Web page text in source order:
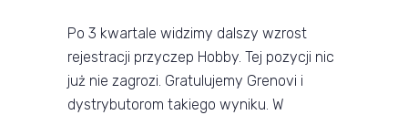
Po 3 kwartale widzimy dalszy wzrost
rejestracji przyczep Hobby. Tej pozycji nic
już nie zagrozi. Gratulujemy Grenovi i
dystrybutorom takiego wyniku. W